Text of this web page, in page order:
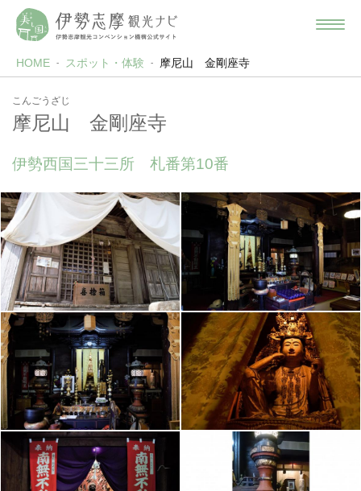
HOME スポット・体験 摩尼山 金剛座寺
こんごうざじ
摩尼山 金剛座寺
伊勢西国三十三所 札番第10番